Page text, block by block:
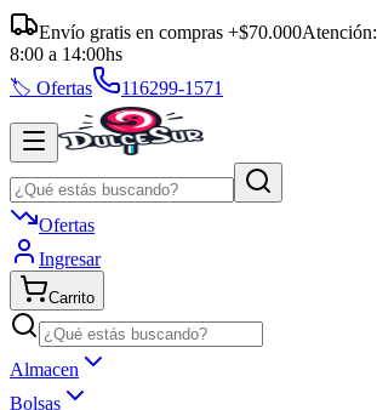
Envío gratis en compras +$70.000Atención:
8:00 a 14:00hs
🏷️ Ofertas
116299-1571
Ofertas
Ingresar
Carrito
Almacen
Bolsas